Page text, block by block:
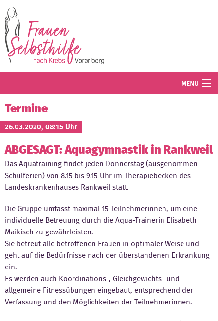
MENU
Termine
Blog
Angebot
Wissenswertes
Der Verein
Mitglied werden
Kontakt
Termine
26.03.2020, 08:15 Uhr
ABGESAGT: Aquagymnastik in Rankweil
Das Aquatraining findet jeden Donnerstag (ausgenommen
Schulferien) von 8.15 bis 9.15 Uhr im Therapiebecken des
Landeskrankenhauses Rankweil statt.
Die Gruppe umfasst maximal 15 Teilnehmerinnen, um eine
individuelle Betreuung durch die Aqua-Trainerin Elisabeth
Maikisch zu gewährleisten.
Sie betreut alle betroffenen Frauen in optimaler Weise und
geht auf die Bedürfnisse nach der überstandenen Erkrankung
ein.
Es werden auch Koordinations-, Gleichgewichts- und
allgemeine Fitnessübungen eingebaut, entsprechend der
Verfassung und den Möglichkeiten der Teilnehmerinnen.